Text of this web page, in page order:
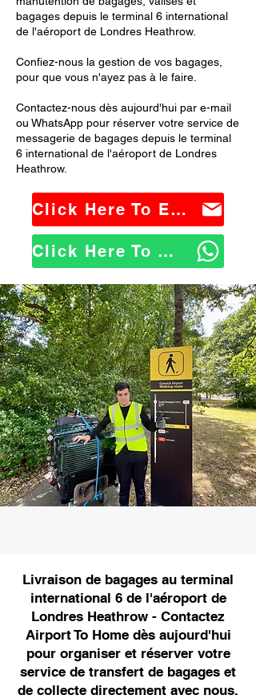
bagages depuis le terminal 6 international
de l'aéroport de Londres Heathrow.
Confiez-nous la gestion de vos bagages,
pour que vous n'ayez pas à le faire.
Contactez-nous dès aujourd'hui par e-mail
ou WhatsApp pour réserver votre service de
messagerie de bagages depuis le terminal
6 international de l'aéroport de Londres
Heathrow.
Click Here To Email Us
Click Here To WhatsApp Us
Livraison de bagages au terminal
international 6 de l'aéroport de
Londres Heathrow - Contactez
Airport To Home dès aujourd'hui
pour organiser et réserver votre
service de transfert de bagages et
de collecte directement avec nous.